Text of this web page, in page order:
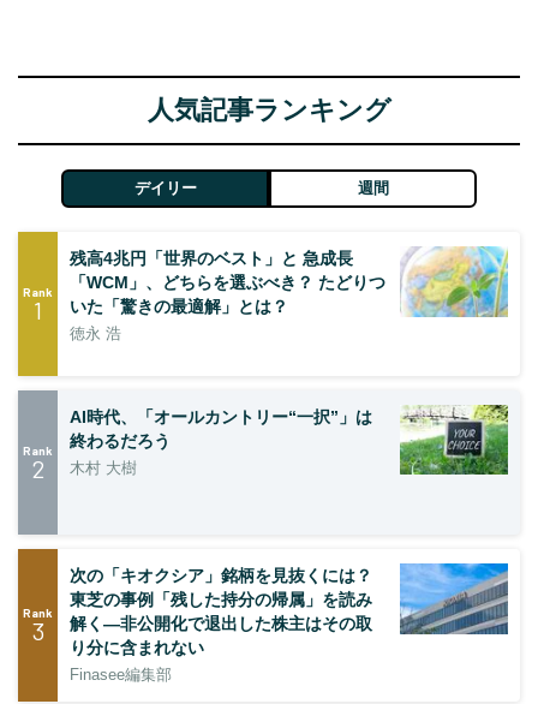
人気記事ランキング
デイリー 週間
Rank
1
残高4兆円「世界のベスト」と 急成長
「WCM」、どちらを選ぶべき？ たどりつ
いた「驚きの最適解」とは？
徳永 浩
Rank
2
AI時代、「オールカントリー“一択”」は
終わるだろう
木村 大樹
Rank
3
次の「キオクシア」銘柄を見抜くには？
東芝の事例「残した持分の帰属」を読み
解く—非公開化で退出した株主はその取
り分に含まれない
Finasee編集部